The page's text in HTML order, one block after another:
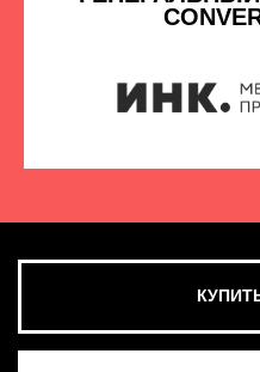
СМОТРЕТЬ ВСЕ ФОТО